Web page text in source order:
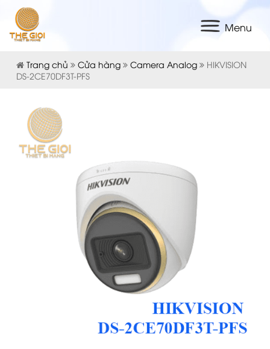
Menu
Trang chủ Cửa hàng Camera Analog
HIKVISION
DS-2CE70DF3T-PFS